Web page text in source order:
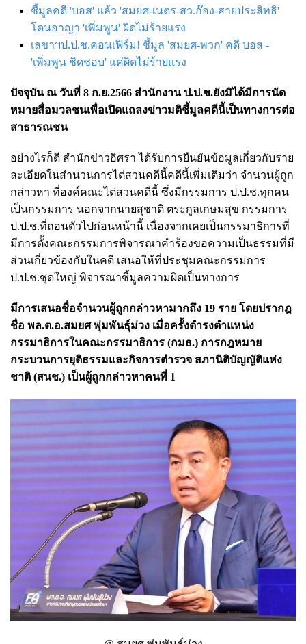
ชี้มูลคดี 'บอส' แล้ว 'สมยศ-เนตร-สว.ก๊อง-สายประสิทธิ'
โดนอาญา 'เพิ่มพูน' ผิดไม่ร้ายแรง
เลขาฯป.ป.ช.คอนเฟิร์ม! ชี้มูล 'สมยศ-พวก' คดี บอส -
'เพิ่มพูน ชิดชอบ' แค่ผิดไม่ร้ายแรง
ปัจจุบัน ณ วันที่ 8 ก.ย.2566 สำนักงาน ป.ป.ช.ยังมิได้มีการนัด
หมายสื่อมวลชนเพื่อเปิดแถลงข่าวมติชี้มูลคดีนี้เป็นทางการต่อ
สาธารณชน
อย่างไรก็ดี สำนักข่าวอิศรา ได้รับการยืนยันข้อมูลเกี่ยวกับราย
ละเอียดในสำนวนการไต่สวนคดีนี้คดีนี้เพิ่มเติมว่า จำนวนผู้ถูก
กล่าวหา ที่องค์คณะไต่สวนคดีนี้ ซึ่งมีกรรมการ ป.ป.ช.ทุกคน
เป็นกรรมการ นอกจากนายสุชาติ ตระกูลเกษมสุข กรรมการ
ป.ป.ช.ที่ถอนตัวไปก่อนหน้านี้ เนื่องจากเคยเป็นกรรมาธิการที่
มีการตั้งคณะกรรมการพิจารณาคำร้องขอความเป็นธรรมที่มี
ส่วนเกี่ยวข้องกับในคดี เสนอให้ที่ประชุมคณะกรรมการ
ป.ป.ช.ชุดใหญ่ พิจารณาชี้มูลความผิดเป็นทางการ
มีการเสนอชื่อจำนวนผู้ถูกกล่าวหามากถึง 19 ราย โดยปรากฎ
ชื่อ พล.ต.อ.สมยศ พุ่มพันธุ์ม่วง เมื่อครั้งดำรงตำแหน่ง
กรรมาธิการในคณะกรรมาธิการ (กมธ.) การกฎหมาย
กระบวนการยุติธรรมและกิจการตำรวจ สภานิติบัญญัติแห่ง
ชาติ (สนช.) เป็นผู้ถูกกล่าวหาคนที่ 1